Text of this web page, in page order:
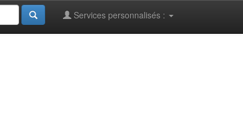
Services personnalisés :